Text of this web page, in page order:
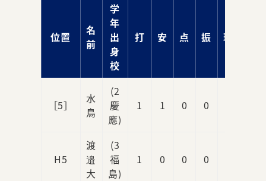
位置
名
前
学
年
出
身
校
打 安 点 振 球
［5］
水
鳥
(2
慶
應)
1 1 0 0
H5
渡
邉
大
(3
福
島)
1 0 0 0